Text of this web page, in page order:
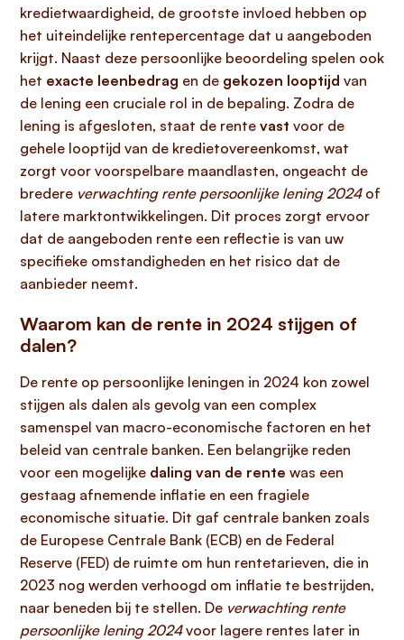
kredietwaardigheid, de grootste invloed hebben op
het uiteindelijke rentepercentage dat u aangeboden
krijgt. Naast deze persoonlijke beoordeling spelen ook
het exacte leenbedrag en de gekozen looptijd van
de lening een cruciale rol in de bepaling. Zodra de
lening is afgesloten, staat de rente vast voor de
gehele looptijd van de kredietovereenkomst, wat
zorgt voor voorspelbare maandlasten, ongeacht de
bredere verwachting rente persoonlijke lening 2024of
latere marktontwikkelingen. Dit proces zorgt ervoor
dat de aangeboden rente een reflectie is van uw
specifieke omstandigheden en het risico dat de
aanbieder neemt.
Waarom kan de rente in 2024 stijgen of
dalen?
De rente op persoonlijke leningen in 2024 kon zowel
stijgen als dalen als gevolg van een complex
samenspel van macro-economische factoren en het
beleid van centrale banken. Een belangrijke reden
voor een mogelijke daling van de rente was een
gestaag afnemende inflatie en een fragiele
economische situatie. Dit gaf centrale banken zoals
de Europese Centrale Bank (ECB) en de Federal
Reserve (FED) de ruimte om hun rentetarieven, die in
2023 nog werden verhoogd om inflatie te bestrijden,
naar beneden bij te stellen. De verwachting rente
persoonlijke lening 2024voor lagere rentes later in